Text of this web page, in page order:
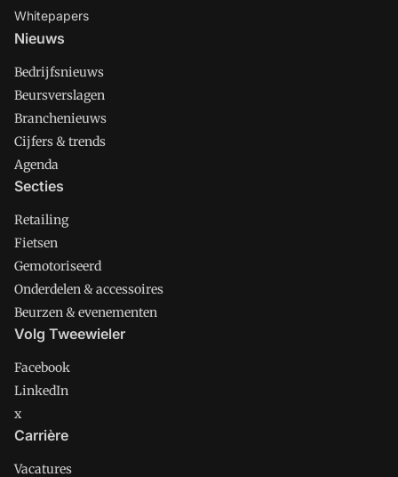
Whitepapers
Nieuws
Bedrijfsnieuws
Beursverslagen
Branchenieuws
Cijfers & trends
Agenda
Secties
Retailing
Fietsen
Gemotoriseerd
Onderdelen & accessoires
Beurzen & evenementen
Volg Tweewieler
Facebook
LinkedIn
x
Carrière
Vacatures